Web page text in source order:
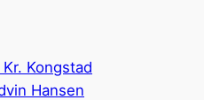
Kongstad
Hansen